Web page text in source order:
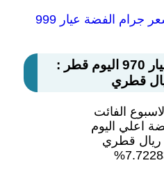
سعر جرام الفضة عيار 999
سعر جرام الفضة عيار 970 اليوم قطر :
الفائت
اعلي اليوم